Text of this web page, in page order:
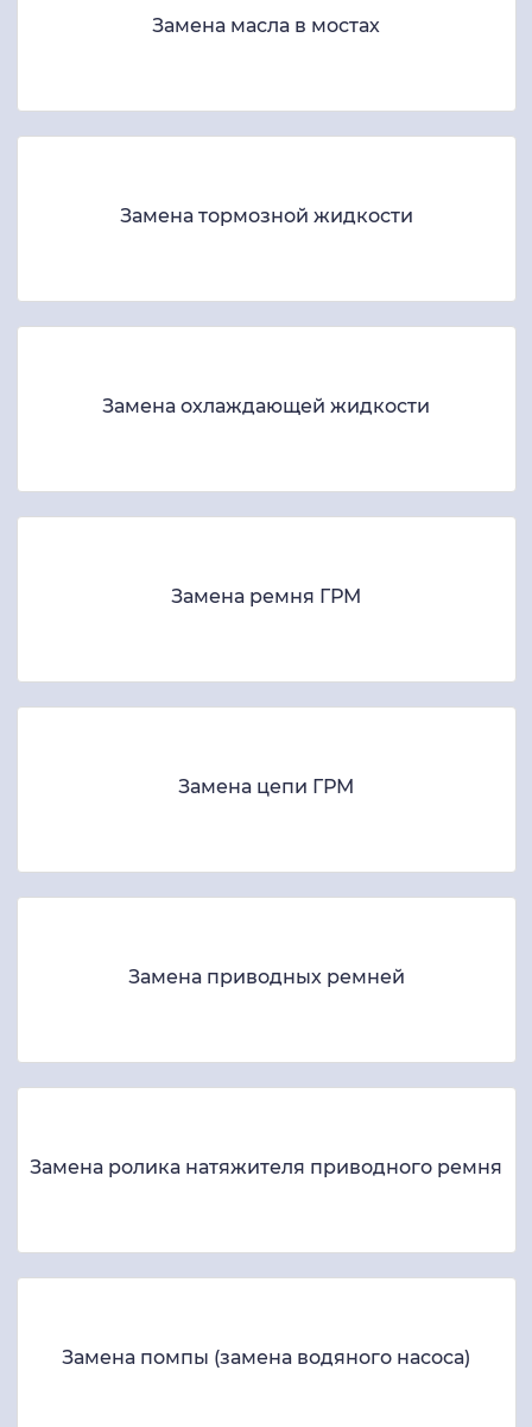
Замена масла в мостах
Замена тормозной жидкости
Замена охлаждающей жидкости
Замена ремня ГРМ
Замена цепи ГРМ
Замена приводных ремней
Замена ролика натяжителя приводного ремня
Замена помпы (замена водяного насоса)